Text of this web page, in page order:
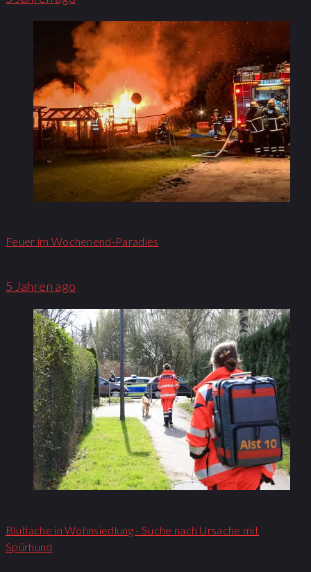
Feuer im Wochenend-Paradies
5 Jahren ago
Blutlache in Wohnsiedlung - Suche nach Ursache mit
Spürhund